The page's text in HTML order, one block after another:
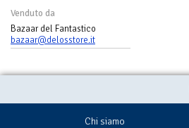
Venduto da
Bazaar del Fantastico
bazaar@delosstore.it
Chi siamo